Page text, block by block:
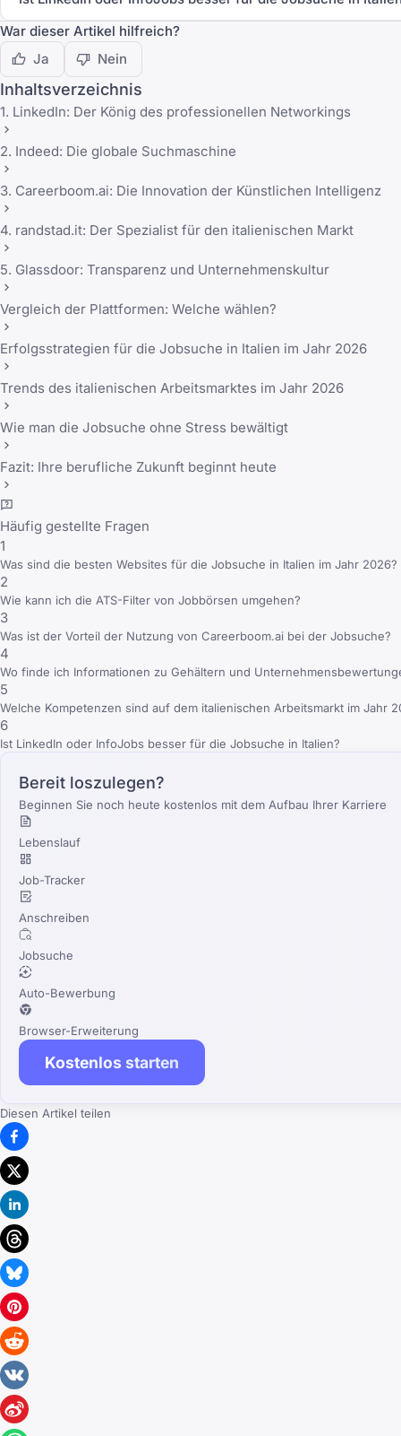
War dieser Artikel hilfreich?
Ja
Nein
Inhaltsverzeichnis
1. LinkedIn: Der König des professionellen Networkings
2. Indeed: Die globale Suchmaschine
3. Careerboom.ai: Die Innovation der Künstlichen Intelligenz
4. randstad.it: Der Spezialist für den italienischen Markt
5. Glassdoor: Transparenz und Unternehmenskultur
Vergleich der Plattformen: Welche wählen?
Erfolgsstrategien für die Jobsuche in Italien im Jahr 2026
Trends des italienischen Arbeitsmarktes im Jahr 2026
Wie man die Jobsuche ohne Stress bewältigt
Fazit: Ihre berufliche Zukunft beginnt heute
Häufig gestellte Fragen
1
Was sind die besten Websites für die Jobsuche in Italien im Jahr 2026?
2
Wie kann ich die ATS-Filter von Jobbörsen umgehen?
3
Was ist der Vorteil der Nutzung von Careerboom.ai bei der Jobsuche?
4
Wo finde ich Informationen zu Gehältern und
5
Welche Kompetenzen sind auf dem italienischen Arbeitsmarkt im Jahr
6
Ist LinkedIn oder InfoJobs besser für die Jobsuche in Italien?
Bereit loszulegen?
Beginnen Sie noch heute kostenlos mit dem Aufbau Ihrer Karriere
Lebenslauf
Job-Tracker
Anschreiben
Jobsuche
Auto-Bewerbung
Browser-Erweiterung
Kostenlos starten
Diesen Artikel teilen